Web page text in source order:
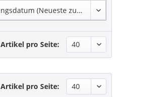
Artikel pro Seite:
Artikel pro Seite: